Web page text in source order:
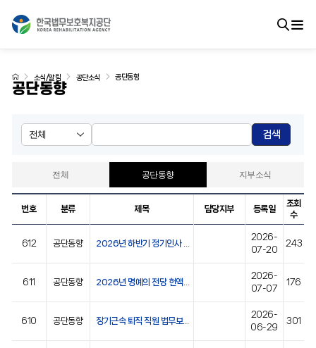
공단동향
소식/알림 공단소식 공단동향
검색
전체 공단동향 지부소식
번호 분류 제목 담당지부 등록일
조회
수
612 공단동향
2026-
07-20
243
611 공단동향
2026-
07-07
176
610 공단동향
2026-
06-29
301